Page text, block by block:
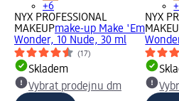
+6
NYX PROFESSIONAL
MAKEUPmake-up Make 'Em
Wonder, 10 Nude, 30 ml
(17)
Skladem
Vybrat prodejnu dm
NYX